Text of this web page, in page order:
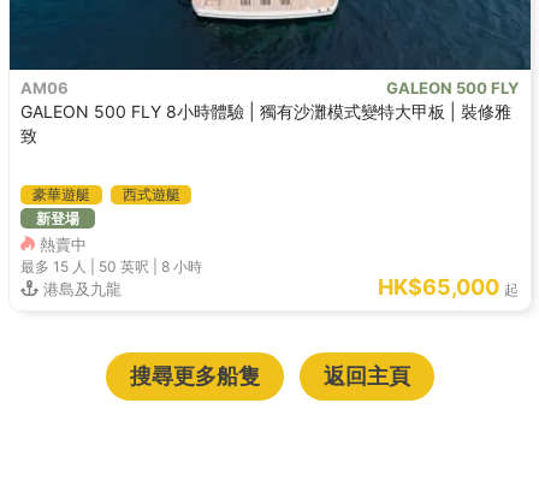
AM06 GALEON 500 FLY
GALEON 500 FLY 8小時體驗 | 獨有沙灘模式變特大甲板 | 裝修雅
致
豪華遊艇
西式遊艇
新登場
熱賣中
最多 15 人 | 50 英呎 |8 小時
港島及九龍 HK$65,000 起
搜尋更多船隻 返回主頁